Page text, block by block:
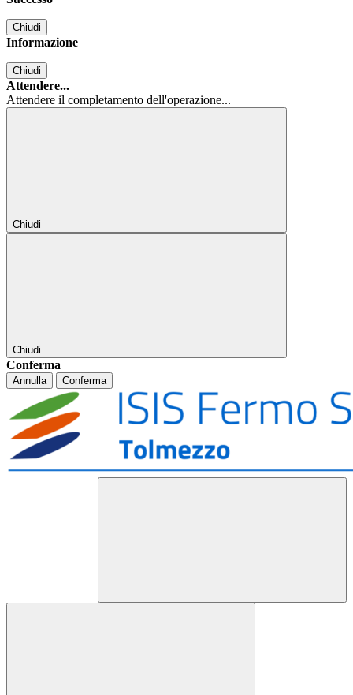
Chiudi
Informazione
Chiudi
Attendere...
Attendere il completamento dell'operazione...
Chiudi
Chiudi
Conferma
Annulla Conferma